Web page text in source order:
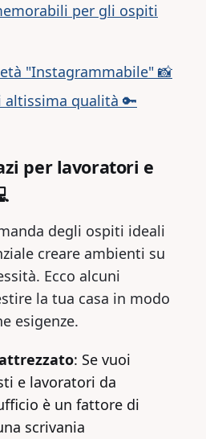
per gli ospiti
"Instagrammabile" 📸
qualità 🔑
per lavoratori e
degli ospiti ideali
creare ambienti su
Ecco alcuni
la tua casa in modo
esigenze.
: Se vuoi
e lavoratori da
è un fattore di
scrivania